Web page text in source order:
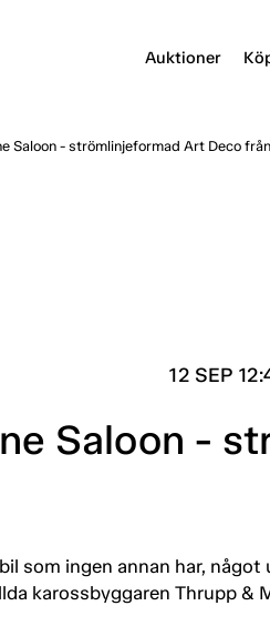
Auktioner
Saloon - strömlinjeformad Art Deco
12 SEP
Saloon -
som ingen annan har,
karossbyggaren Thrupp &